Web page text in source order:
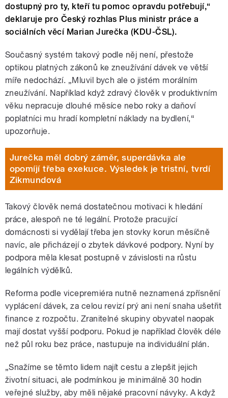
dostupný pro ty, kteří tu pomoc opravdu potřebují,“
deklaruje pro Český rozhlas Plus ministr práce a
sociálních věcí Marian Jurečka (KDU-ČSL).
Současný systém takový podle něj není, přestože
optikou platných zákonů ke zneužívání dávek ve větší
míře nedochází. „Mluvil bych ale o jistém morálním
zneužívání. Například když zdravý člověk v produktivním
věku nepracuje dlouhé měsíce nebo roky a daňoví
poplatníci mu hradí kompletní náklady na bydlení,“
upozorňuje.
Jurečka měl dobrý záměr, superdávka ale
opomíjí třeba exekuce. Výsledek je tristní, tvrdí
Zikmundová
Takový člověk nemá dostatečnou motivaci k hledání
práce, alespoň ne té legální. Protože pracující
domácnosti si vydělají třeba jen stovky korun měsíčně
navíc, ale přicházejí o zbytek dávkové podpory. Nyní by
podpora měla klesat postupně v závislosti na růstu
legálních výdělků.
Reforma podle vicepremiéra nutně neznamená zpřísnění
vyplácení dávek, za celou revizí prý ani není snaha ušetřit
finance z rozpočtu. Zranitelné skupiny obyvatel naopak
mají dostat vyšší podporu. Pokud je například člověk déle
než půl roku bez práce, nastupuje na individuální plán.
„Snažíme se těmto lidem najít cestu a zlepšit jejich
životní situaci, ale podmínkou je minimálně 30 hodin
veřejné služby, aby měli nějaké pracovní návyky. A když